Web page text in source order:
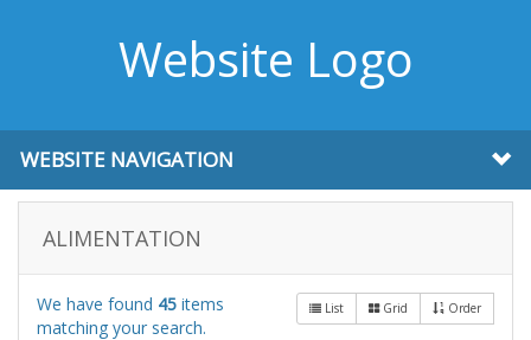
Website Logo
WEBSITE NAVIGATION
ALIMENTATION
List Grid Order
We have found 45 items
matching your search.